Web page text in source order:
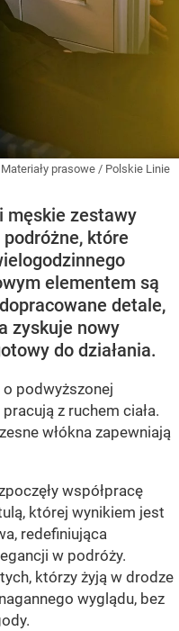
Materiały prasowe / Polskie Linie
męskie zestawy
które
elementem są
detale,
zyskuje nowy
do działania.
podwyższonej
z ruchem ciała.
włókna zapewniają
współpracę
której wynikiem jest
redefiniująca
w podróży.
którzy żyją w drodze
wyglądu, bez